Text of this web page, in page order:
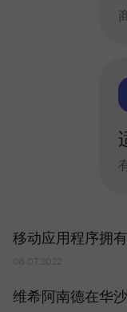
移动应用程序拥
08.07.2022
维希阿南德在华